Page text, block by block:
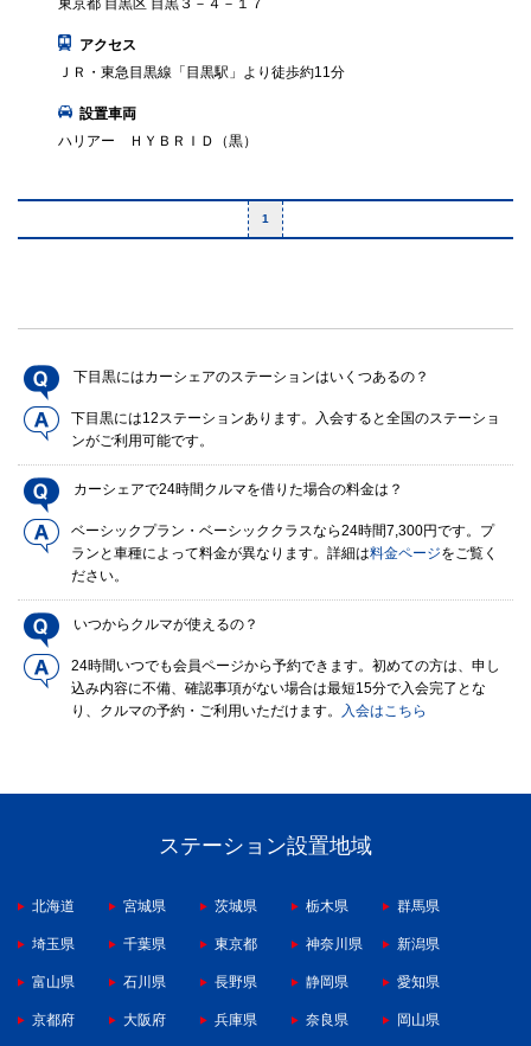
東京都 目黒区 目黒３－４－１７
アクセス
ＪＲ・東急目黒線「目黒駅」より徒歩約11分
設置車両
ハリアー ＨＹＢＲＩＤ（黒）
1
下目黒にはカーシェアのステーションはいくつあるの？
下目黒には12ステーションあります。入会すると全国のステーショ
ンがご利用可能です。
カーシェアで24時間クルマを借りた場合の料金は？
ベーシックプラン・ベーシッククラスなら24時間7,300円です。プ
ランと車種によって料金が異なります。詳細は料金ページをご覧く
ださい。
いつからクルマが使えるの？
24時間いつでも会員ページから予約できます。初めての方は、申し
込み内容に不備、確認事項がない場合は最短15分で入会完了とな
り、クルマの予約・ご利用いただけます。
入会はこちら
ステーション設置地域
北海道 宮城県 茨城県 栃木県 群馬県
埼玉県 千葉県 東京都 神奈川県 新潟県
富山県 石川県 長野県 静岡県 愛知県
京都府 大阪府 兵庫県 奈良県 岡山県